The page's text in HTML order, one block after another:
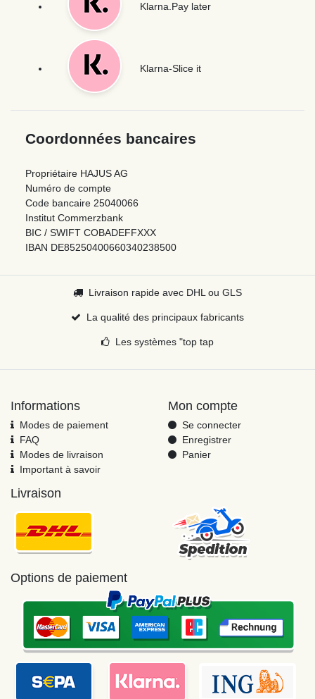
Klarna.Pay later
Klarna-Slice it
Coordonnées bancaires
Propriétaire HAJUS AG
Numéro de compte
Code bancaire 25040066
Institut Commerzbank
BIC / SWIFT COBADEFFXXX
IBAN DE85250400660340238500
Livraison rapide avec DHL ou GLS
La qualité des principaux fabricants
Les systèmes "top tap
Informations
Modes de paiement
FAQ
Modes de livraison
Important à savoir
Mon compte
Se connecter
Enregistrer
Panier
Livraison
Options de paiement